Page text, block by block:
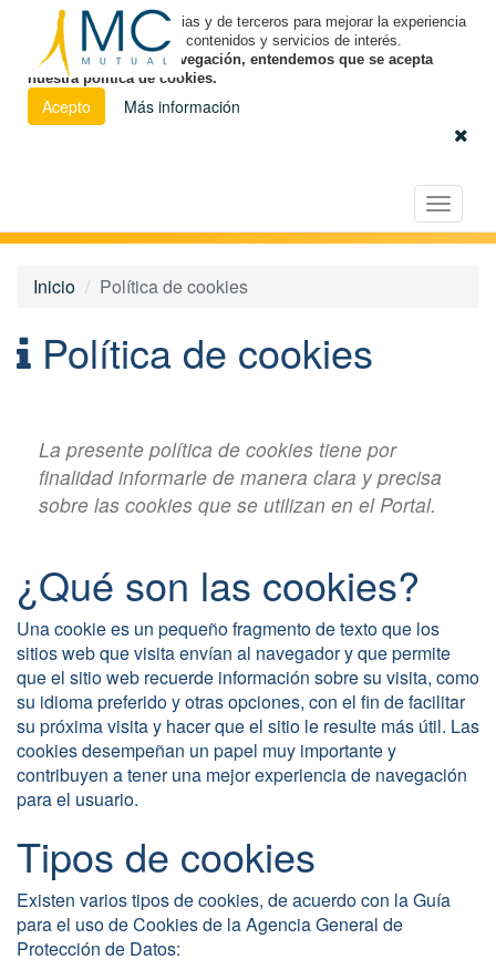
Utilizamos cookies propias y de terceros para mejorar la experiencia
de navegación y ofrecer contenidos y servicios de interés.
Al continuar con la navegación, entendemos que se acepta
nuestra política de cookies.
Acepto Más información
Toggle
Licitación Electrónica
Inicio Política de cookies
Política de cookies
La presente política de cookies tiene por
finalidad informarle de manera clara y precisa
sobre las cookies que se utilizan en el Portal.
¿Qué son las cookies?
Una cookie es un pequeño fragmento de texto que los
sitios web que visita envían al navegador y que permite
que el sitio web recuerde información sobre su visita, como
su idioma preferido y otras opciones, con el fin de facilitar
su próxima visita y hacer que el sitio le resulte más útil. Las
cookies desempeñan un papel muy importante y
contribuyen a tener una mejor experiencia de navegación
para el usuario.
Tipos de cookies
Existen varios tipos de cookies, de acuerdo con la Guía
para el uso de Cookies de la Agencia General de
Protección de Datos: